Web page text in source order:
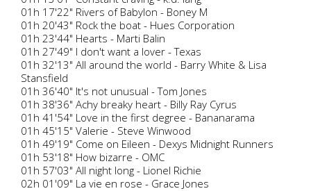
01h 17'22" Rivers of Babylon - Boney M
01h 20'43" Rock the boat - Hues Corporation
01h 23'44" Hearts - Marti Balin
01h 27'49" I don't want a lover - Texas
01h 32'13" All around the world - Barry White & Lisa
Stansfield
01h 36'40" It's not unusual - Tom Jones
01h 38'36" Achy breaky heart - Billy Ray Cyrus
01h 41'54" Love in the first degree - Bananarama
01h 45'15" Valerie - Steve Winwood
01h 49'19" Come on Eileen - Dexys Midnight Runners
01h 53'18" How bizarre - OMC
01h 57'03" All night long - Lionel Richie
02h 01'09" La vie en rose - Grace Jones